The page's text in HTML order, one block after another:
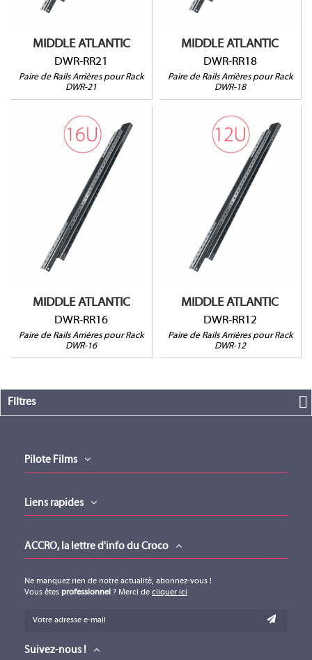
MIDDLE ATLANTIC
DWR-RR21
Paire de Rails Arrières pour Rack
DWR-21
MIDDLE ATLANTIC
DWR-RR18
Paire de Rails Arrières pour Rack
DWR-18
MIDDLE ATLANTIC
DWR-RR16
Paire de Rails Arrières pour Rack
DWR-16
DWR-RR16
Pour rack DWR-16
Vendu par paire
MIDDLE ATLANTIC
DWR-RR12
Paire de Rails Arrières pour Rack
DWR-12
DWR-RR12
Pour rack DWR-12
Vendu par paire
Filtres
Pilote Films
Liens rapides
ACCRO, la lettre d'info du Croco
Ne manquez rien de notre actualité, abonnez-vous !
Vous êtes professionnel ? Merci de cliquer ici
Suivez-nous !